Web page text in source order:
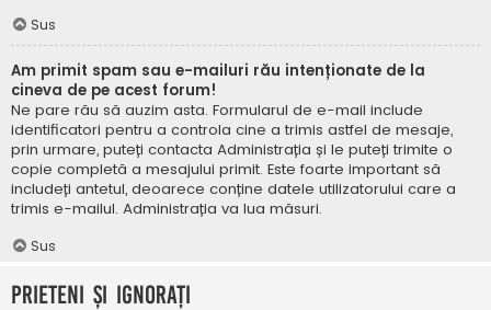
Sus
Am primit spam sau e-mailuri rău intenționate de la
cineva de pe acest forum!
Ne pare rău să auzim asta. Formularul de e-mail include
identificatori pentru a controla cine a trimis astfel de mesaje,
prin urmare, puteți contacta Administrația și le puteți trimite o
copie completă a mesajului primit. Este foarte important să
includeți antetul, deoarece conține datele utilizatorului care a
trimis e-mailul. Administrația va lua măsuri.
Sus
Prieteni și ignorați